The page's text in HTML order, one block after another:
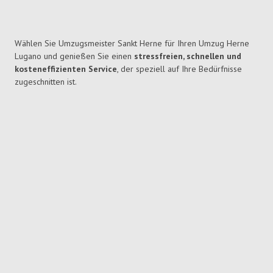
Wählen Sie Umzugsmeister Sankt Herne für Ihren Umzug Herne
Lugano und genießen Sie einen stressfreien, schnellen und
kosteneffizienten Service, der speziell auf Ihre Bedürfnisse
zugeschnitten ist.